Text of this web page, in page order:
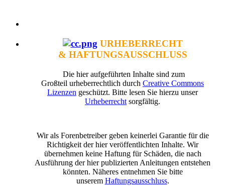
URHEBERRECHT
& HAFTUNGSAUSSCHLUSS
Die hier aufgeführten Inhalte sind zum
Großteil urheberrechtlich durch Creative Commons
Lizenzen geschützt. Bitte lesen Sie hierzu unser
Urheberrecht sorgfältig.
Wir als Forenbetreiber geben keinerlei Garantie für die
Richtigkeit der hier veröffentlichten Inhalte. Wir
übernehmen keine Haftung für Schäden, die nach
Ausführung der hier publizierten Anleitungen entstehen
könnten. Näheres entnehmen Sie bitte
unserem Haftungsausschluss.